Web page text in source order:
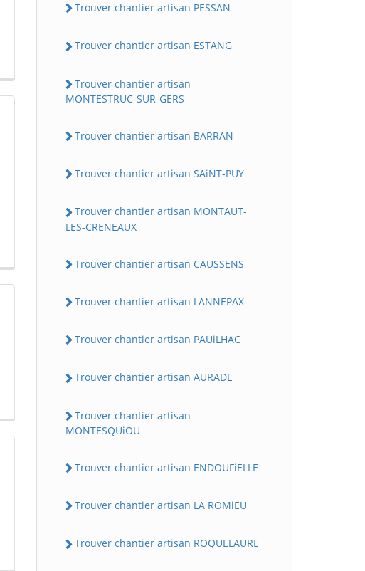
Trouver chantier artisan PESSAN
Trouver chantier artisan ESTANG
Trouver chantier artisan
MONTESTRUC-SUR-GERS
Trouver chantier artisan BARRAN
Trouver chantier artisan SAiNT-PUY
Trouver chantier artisan MONTAUT-
LES-CRENEAUX
Trouver chantier artisan CAUSSENS
Trouver chantier artisan LANNEPAX
Trouver chantier artisan PAUiLHAC
Trouver chantier artisan AURADE
Trouver chantier artisan
MONTESQUiOU
Trouver chantier artisan ENDOUFiELLE
Trouver chantier artisan LA ROMiEU
Trouver chantier artisan ROQUELAURE